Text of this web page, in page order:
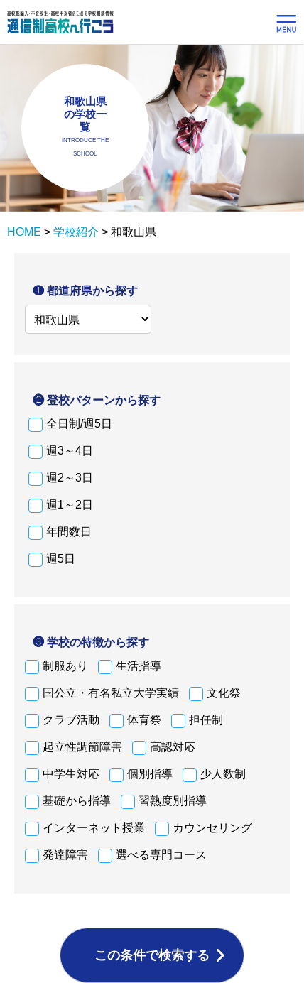
和歌山県
の学校一
覧
INTRODUCE THE
SCHOOL
HOME > 学校紹介 > 和歌山県
❶ 都道府県から探す
❷ 登校パターンから探す
全日制/週5日
週3～4日
週2～3日
週1～2日
年間数日
週5日
❸ 学校の特徴から探す
制服あり
生活指導
国公立・有名私立大学実績 文化祭
クラブ活動 体育祭 担任制
起立性調節障害 高認対応
中学生対応 個別指導 少人数制
基礎から指導 習熟度別指導
インターネット授業 カウンセリング
発達障害 選べる専門コース
この条件で検索する